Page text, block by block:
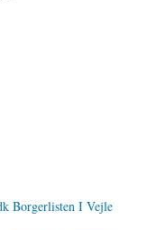
Borgerlisten I Vejle